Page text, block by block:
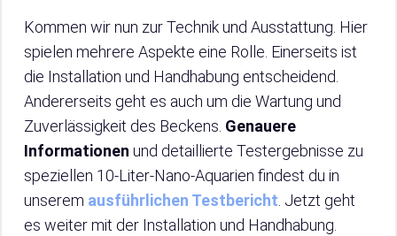
Kommen wir nun zur Technik und Ausstattung. Hier
spielen mehrere Aspekte eine Rolle. Einerseits ist
die Installation und Handhabung entscheidend.
Andererseits geht es auch um die Wartung und
Zuverlässigkeit des Beckens. Genauere
Informationen und detaillierte Testergebnisse zu
speziellen 10-Liter-Nano-Aquarien findest du in
unserem ausführlichen Testbericht . Jetzt geht
es weiter mit der Installation und Handhabung.